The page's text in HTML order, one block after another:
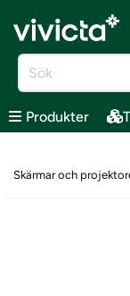
Produkter
Skärmar och